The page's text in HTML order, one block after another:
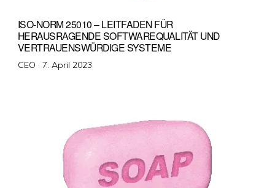
ISO-NORM 25010 – LEITFADEN FÜR
HERAUSRAGENDE SOFTWAREQUALITÄT UND
VERTRAUENSWÜRDIGE SYSTEME
CEO · Veröffentlicht
7. April 2023